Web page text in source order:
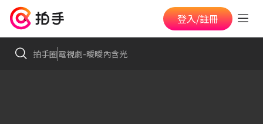
登入/註冊
拍手圈電視劇-曖曖內含光